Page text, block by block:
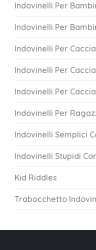
Indovinelli Per
Indovinelli Per
Indovinelli Per
Indovinelli Per
Indovinelli Per
Indovinelli Per
Indovinelli Semplici
Indovinelli Stupidi
Kid Riddles
Trabocchetto